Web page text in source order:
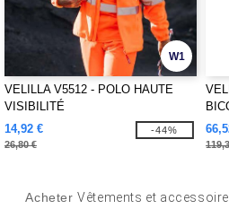
W1
VELILLA V5512 - POLO HAUTE
VISIBILITÉ
14,92 €
26,80 €
-44%
AcheterVêtements et